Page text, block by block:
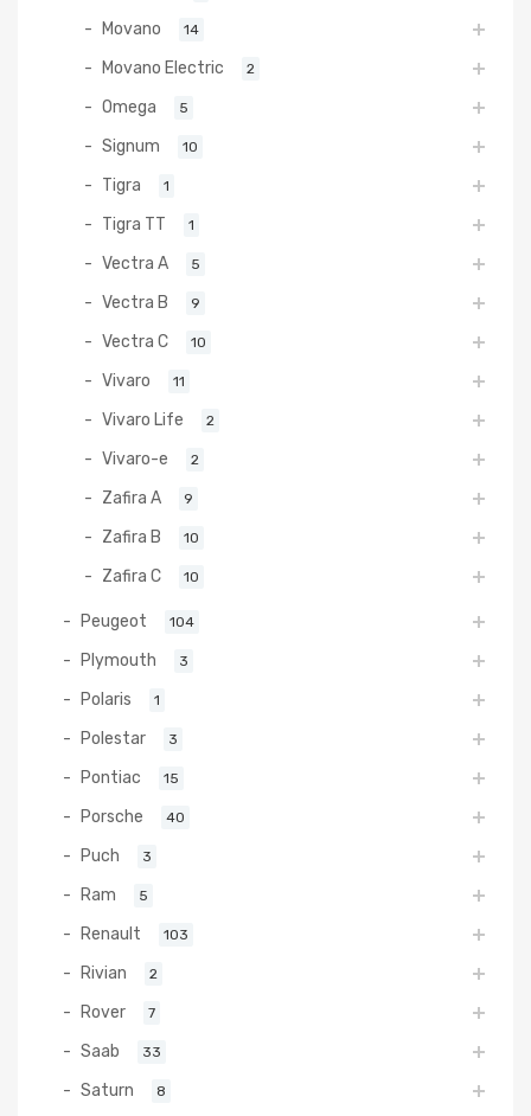
Movano 14
Movano Electric 2
Omega 5
Signum 10
Tigra 1
Tigra TT 1
Vectra A 5
Vectra B 9
Vectra C 10
Vivaro 11
Vivaro Life 2
Vivaro-e 2
Zafira A 9
Zafira B 10
Zafira C 10
Peugeot 104
Plymouth 3
Polaris 1
Polestar 3
Pontiac 15
Porsche 40
Puch 3
Ram 5
Renault 103
Rivian 2
Rover 7
Saab 33
Saturn 8